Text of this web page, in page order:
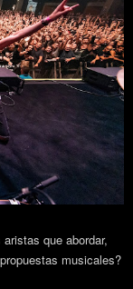
que abordar,
musicales?